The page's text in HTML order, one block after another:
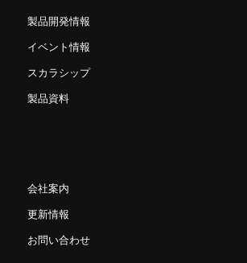
製品開発情報
イベント情報
スカラシップ
製品資料
会社案内
更新情報
お問い合わせ